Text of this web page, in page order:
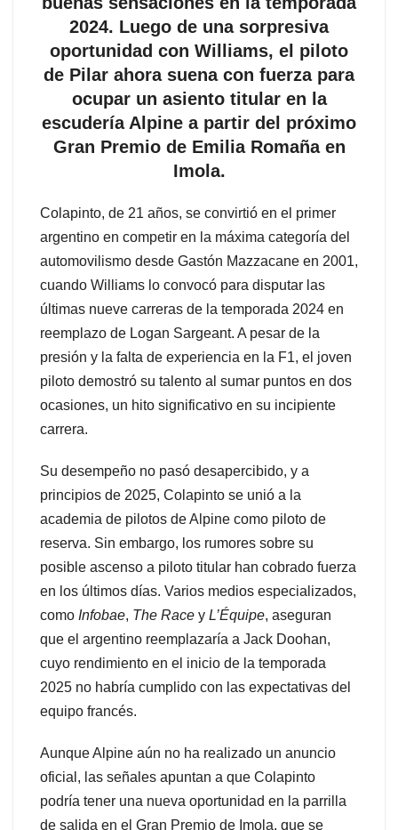
2024. Luego de una sorpresiva
oportunidad con Williams, el piloto
de Pilar ahora suena con fuerza para
ocupar un asiento titular en la
escudería Alpine a partir del próximo
Gran Premio de Emilia Romaña en
Imola.
Colapinto, de 21 años, se convirtió en el primer
argentino en competir en la máxima categoría del
automovilismo desde Gastón Mazzacane en 2001,
cuando Williams lo convocó para disputar las
últimas nueve carreras de la temporada 2024 en
reemplazo de Logan Sargeant. A pesar de la
presión y la falta de experiencia en la F1, el joven
piloto demostró su talento al sumar puntos en dos
ocasiones, un hito significativo en su incipiente
carrera.
Su desempeño no pasó desapercibido, y a
principios de 2025, Colapinto se unió a la
academia de pilotos de Alpine como piloto de
reserva. Sin embargo, los rumores sobre su
posible ascenso a piloto titular han cobrado fuerza
en los últimos días. Varios medios especializados,
como Infobae, The Race y L’Équipe, aseguran
que el argentino reemplazaría a Jack Doohan,
cuyo rendimiento en el inicio de la temporada
2025 no habría cumplido con las expectativas del
equipo francés.
Aunque Alpine aún no ha realizado un anuncio
oficial, las señales apuntan a que Colapinto
podría tener una nueva oportunidad en la parrilla
de salida en el Gran Premio de Imola, que se